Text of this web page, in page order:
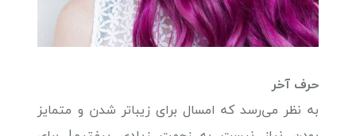
حرف آخر
به نظر می‌رسد که امسال برای زیباتر شدن و متمایز